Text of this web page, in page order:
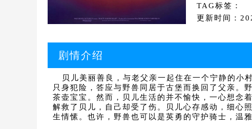
TAG标签：
更新时间：
剧情介绍
贝儿美丽善良，与老父亲一起住在一个宁静的小
只身犯险，答应与野兽同居于古堡而换回了父亲。
茶壶宝宝。然而，贝儿生活的并不愉快，一心想念
解救了贝儿，自己却受了伤。贝儿心存感动，细心
生情愫。也许，野兽也可以是英勇的守护骑士，温